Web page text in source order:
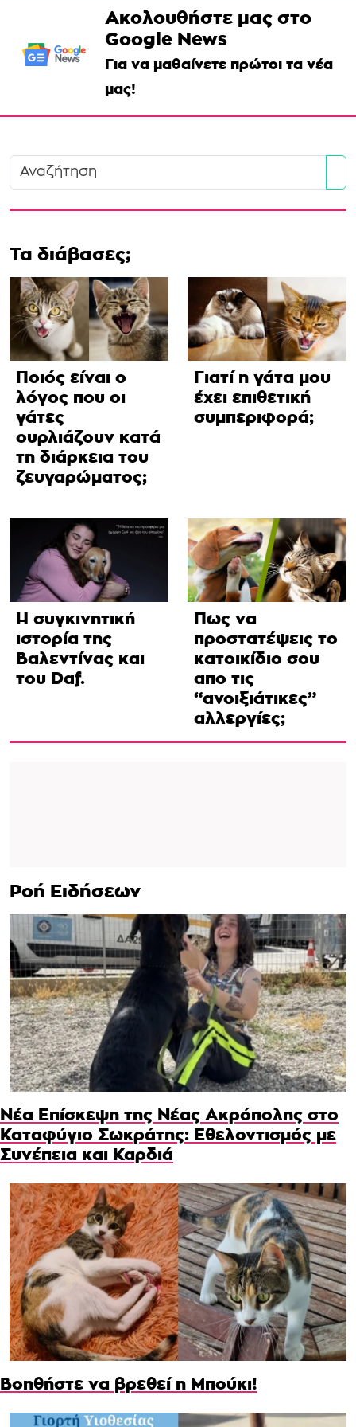
Ακολουθήστε μας στο
Google News
Για να μαθαίνετε πρώτοι τα νέα
μας!
Τα διάβασες;
Ποιός είναι ο
λόγος που οι
γάτες
ουρλιάζουν κατά
τη διάρκεια του
ζευγαρώματος;
Γιατί η γάτα μου
έχει επιθετική
συμπεριφορά;
Η συγκινητική
ιστορία της
Βαλεντίνας και
του Daf.
Πως να
προστατέψεις το
κατοικίδιο σου
απο τις
“ανοιξιάτικες”
αλλεργίες;
Ροή Ειδήσεων
Νέα Επίσκεψη της Νέας Ακρόπολης στο
Καταφύγιο Σωκράτης: Εθελοντισμός με
Συνέπεια και Καρδιά
Βοηθήστε να βρεθεί η Μπούκι!